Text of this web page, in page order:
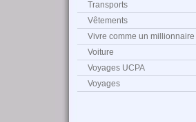
Transports
Vêtements
Vivre comme un millionnaire
Voiture
Voyages UCPA
Voyages